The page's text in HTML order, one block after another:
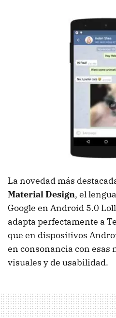
La novedad más
Material Design, el
Google en Android 5.0
adapta perfectamente a
que en dispositivos
en consonancia con esas
visuales y de usabilidad.